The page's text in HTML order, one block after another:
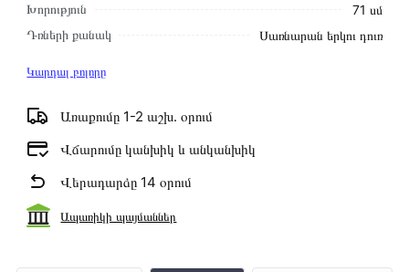
Խորություն
71 սմ
Դռների քանակ
Սառնարան երկու դուռ
Կարդալ բոլորը
Առաքումը 1-2 աշխ․ օրում
Վճարումը կանխիկ և անկանխիկ
Վերադարձը 14 օրում
Ապառիկի պայմաններ